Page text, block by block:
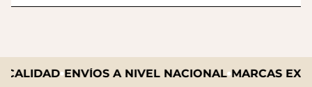
ENVÍOS A NIVEL NACIONAL MARCAS